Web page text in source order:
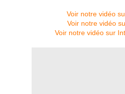
Voir notre vidéo
Voir notre vidéo
Voir notre vidéo sur